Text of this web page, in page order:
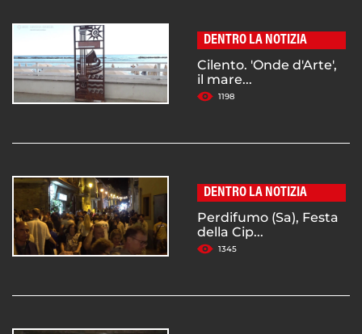
DENTRO LA NOTIZIA
Cilento. 'Onde d'Arte',
il mare...
1198
DENTRO LA NOTIZIA
Perdifumo (Sa), Festa
della Cip...
1345